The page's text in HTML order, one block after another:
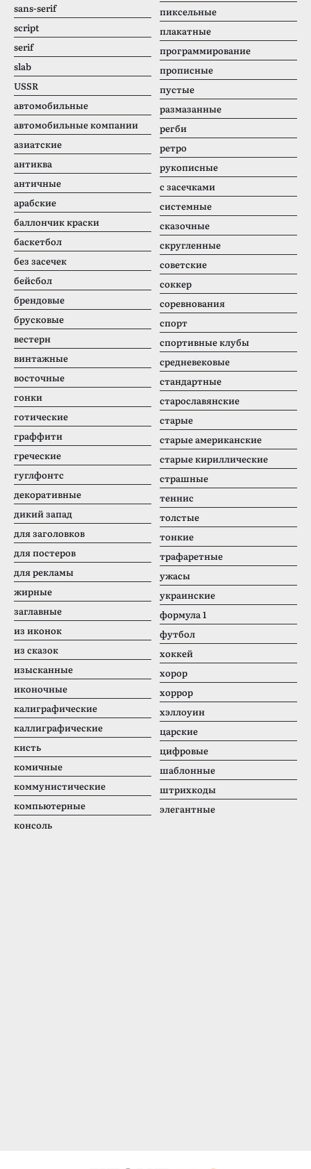
sans-serif
script
serif
slab
USSR
автомобильные
автомобильные компании
азиатские
антиква
античные
арабские
баллончик краски
баскетбол
без засечек
бейсбол
брендовые
брусковые
вестерн
винтажные
восточные
гонки
готические
граффити
греческие
гуглфонтс
декоративные
дикий запад
для заголовков
для постеров
для рекламы
жирные
заглавные
из иконок
из сказок
изысканные
иконочные
калиграфические
каллиграфические
кисть
комичные
коммунистические
компьютерные
консоль
пиксельные
плакатные
программирование
прописные
пустые
размазанные
регби
ретро
рукописные
с засечками
системные
сказочные
скругленные
советские
соккер
соревнования
спорт
спортивные клубы
средневековые
стандартные
старославянские
старые
старые американские
старые кириллические
страшные
теннис
толстые
тонкие
трафаретные
ужасы
украинские
формула 1
футбол
хоккей
хорор
хоррор
хэллоуин
царские
цифровые
шаблонные
штрихкоды
элегантные